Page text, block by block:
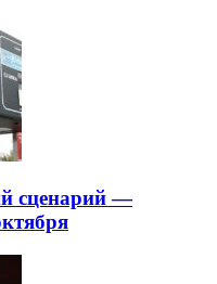
сценарий —